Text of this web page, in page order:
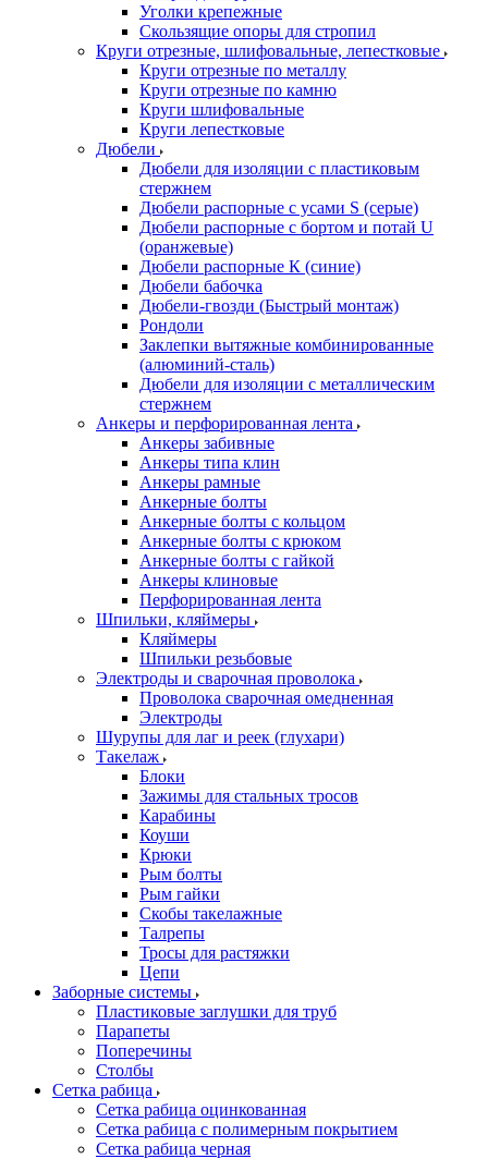
Уголки крепежные
Скользящие опоры для стропил
Круги отрезные, шлифовальные, лепестковые
Круги отрезные по металлу
Круги отрезные по камню
Круги шлифовальные
Круги лепестковые
Дюбели
Дюбели для изоляции с пластиковым
стержнем
Дюбели распорные с усами S (серые)
Дюбели распорные c бортом и потай U
(оранжевые)
Дюбели распорные К (синие)
Дюбели бабочка
Дюбели-гвозди (Быстрый монтаж)
Рондоли
Заклепки вытяжные комбинированные
(алюминий-сталь)
Дюбели для изоляции с металлическим
стержнем
Анкеры и перфорированная лента
Анкеры забивные
Анкеры типа клин
Анкеры рамные
Анкерные болты
Анкерные болты с кольцом
Анкерные болты с крюком
Анкерные болты с гайкой
Анкеры клиновые
Перфорированная лента
Шпильки, кляймеры
Кляймеры
Шпильки резьбовые
Электроды и сварочная проволока
Проволока сварочная омедненная
Электроды
Шурупы для лаг и реек (глухари)
Такелаж
Блоки
Зажимы для стальных тросов
Карабины
Коуши
Крюки
Рым болты
Рым гайки
Скобы такелажные
Талрепы
Тросы для растяжки
Цепи
Заборные системы
Пластиковые заглушки для труб
Парапеты
Поперечины
Столбы
Сетка рабица
Сетка рабица оцинкованная
Сетка рабица с полимерным покрытием
Сетка рабица черная